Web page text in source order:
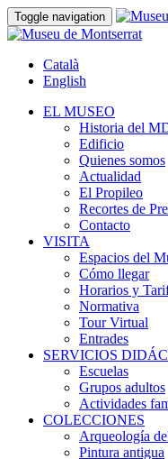
Toggle navigation
Català
English
EL MUSEO
Historia del
Edificio
Quienes somos
Actualidad
El Propileo
Recortes de
Contacto
VISITA
Espacios del
Cómo llegar
Horarios y
Normativa
Tour Virtual
Entrades
SERVICIOS
Escuelas
Grupos adultos
Actividades
COLECCIONES
Arqueología
Pintura antigua